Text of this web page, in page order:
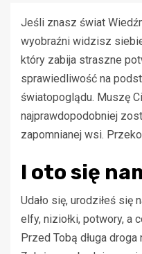
Jeśli znasz świat
wyobraźni widzisz
który zabija straszne
sprawiedliwość na
światopoglądu. Muszę
najprawdopodobniej
zapomnianej wsi.
I oto się
Udało się, urodziłeś się
elfy, niziołki, potwory, a
Przed Tobą długa